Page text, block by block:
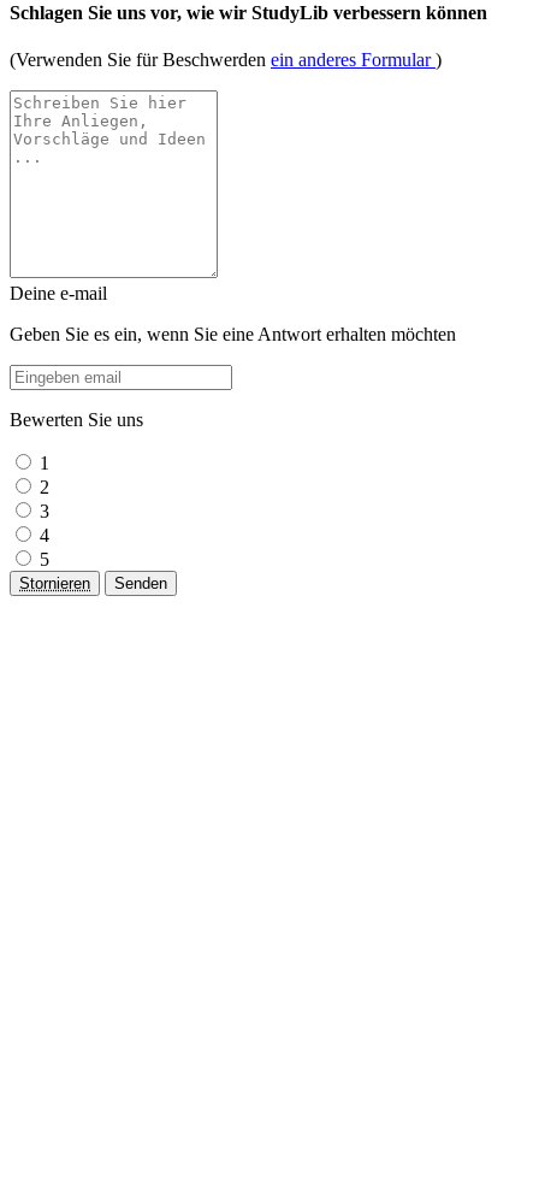
Schlagen Sie uns vor, wie wir StudyLib verbessern können
(Verwenden Sie für Beschwerden ein anderes Formular)
Deine e-mail
Geben Sie es ein, wenn Sie eine Antwort erhalten möchten
Bewerten Sie uns
1
2
3
4
5
Stornieren Senden